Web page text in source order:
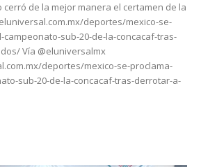
cerró de la mejor manera el certamen de la
deportes/mexico-se-
campeonato-sub-20-de-la-concacaf-tras-
deportes/mexico-se-proclama-
sub-20-de-la-concacaf-tras-derrotar-a-